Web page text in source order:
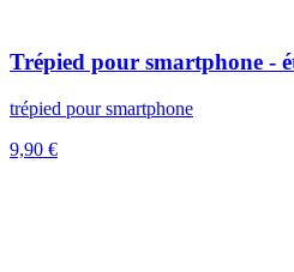
Trépied pour smartphone -
trépied pour smartphone
9,90 €